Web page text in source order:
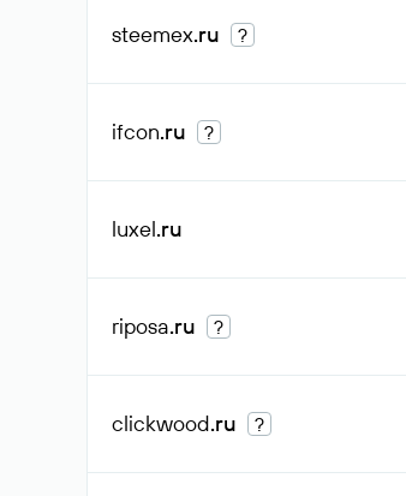
steemex.ru ?
ifcon.ru ?
luxel.ru
riposa.ru ?
clickwood.ru ?